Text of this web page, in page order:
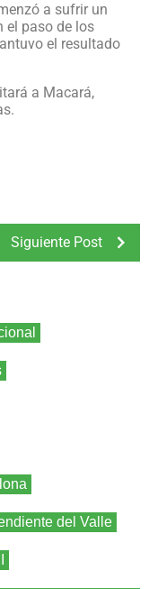
a sufrir un
el paso de los
el resultado
a Macará,
Siguiente Post
del Valle